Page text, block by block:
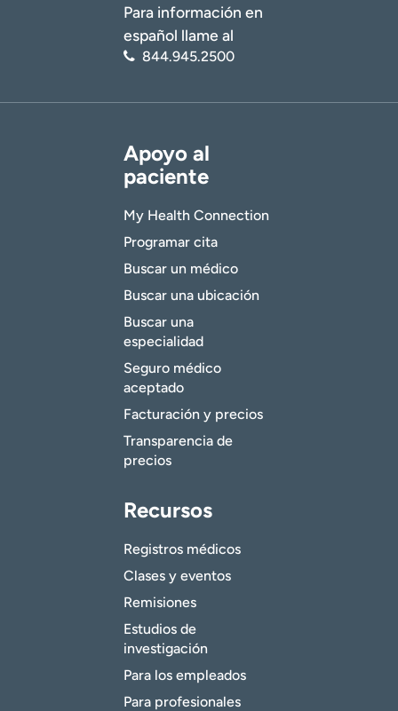
Para información en
español llame al
844.945.2500
Apoyo al
paciente
My Health Connection
Programar cita
Buscar un médico
Buscar una ubicación
Buscar una
especialidad
Seguro médico
aceptado
Facturación y precios
Transparencia de
precios
Recursos
Registros médicos
Clases y eventos
Remisiones
Estudios de
investigación
Para los empleados
Para profesionales